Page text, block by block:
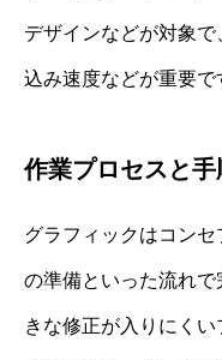
デザインなどが対象
込み速度などが重要で
作業プロセスと手
グラフィックはコン
の準備といった流れ
きな修正が入りにく